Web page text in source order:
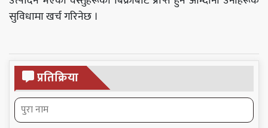
सुविधामा खर्च गरिनेछ ।
प्रतिक्रिया